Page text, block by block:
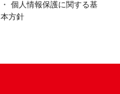
個人情報保護に関する基
本方針